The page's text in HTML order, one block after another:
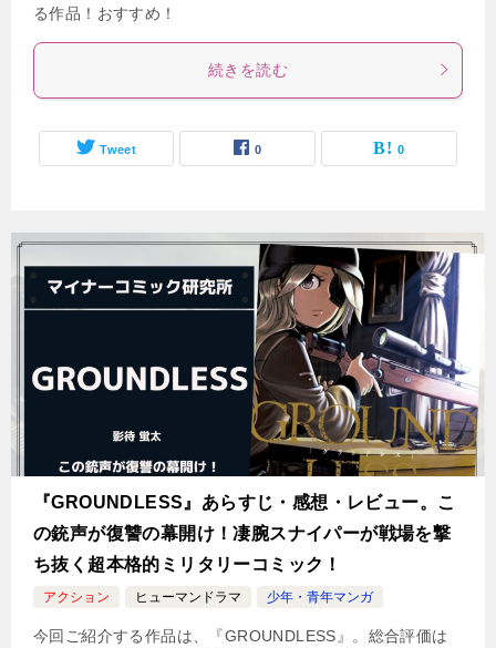
る作品！おすすめ！
続きを読む
Tweet 0 0
『GROUNDLESS』あらすじ・感想・レビュー。こ
の銃声が復讐の幕開け！凄腕スナイパーが戦場を撃
ち抜く超本格的ミリタリーコミック！
アクション ヒューマンドラマ 少年・青年マンガ
今回ご紹介する作品は、『GROUNDLESS』。総合評価は